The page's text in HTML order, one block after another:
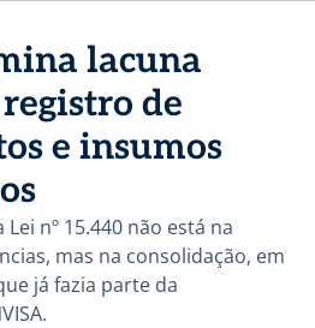
lacuna
de
e insumos
nº 15.440 não está na
mas na consolidação, em
já fazia parte da